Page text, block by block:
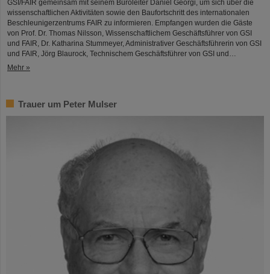
GSI/FAIR gemeinsam mit seinem Büroleiter Daniel Georgi, um sich über die
wissenschaftlichen Aktivitäten sowie den Baufortschritt des internationalen
Beschleunigerzentrums FAIR zu informieren. Empfangen wurden die Gäste
von Prof. Dr. Thomas Nilsson, Wissenschaftlichem Geschäftsführer von GSI
und FAIR, Dr. Katharina Stummeyer, Administrativer Geschäftsführerin von GSI
und FAIR, Jörg Blaurock, Technischem Geschäftsführer von GSI und…
Mehr »
Trauer um Peter Mulser